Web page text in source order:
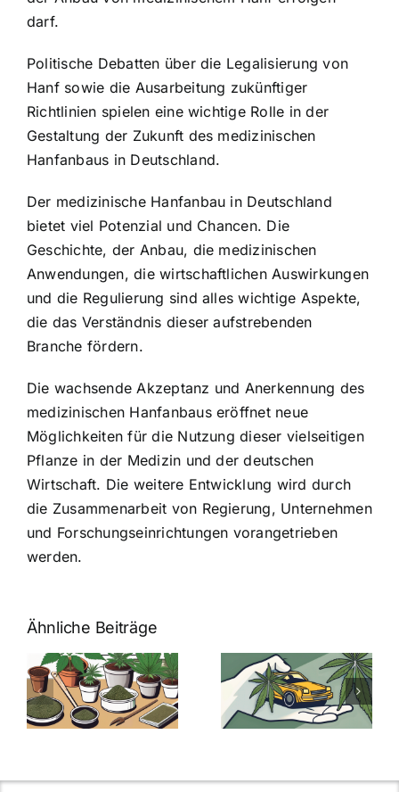
darf.
Politische Debatten über die Legalisierung von
Hanf sowie die Ausarbeitung zukünftiger
Richtlinien spielen eine wichtige Rolle in der
Gestaltung der Zukunft des medizinischen
Hanfanbaus in Deutschland.
Der medizinische Hanfanbau in Deutschland
bietet viel Potenzial und Chancen. Die
Geschichte, der Anbau, die medizinischen
Anwendungen, die wirtschaftlichen Auswirkungen
und die Regulierung sind alles wichtige Aspekte,
die das Verständnis dieser aufstrebenden
Branche fördern.
Die wachsende Akzeptanz und Anerkennung des
medizinischen Hanfanbaus eröffnet neue
Möglichkeiten für die Nutzung dieser vielseitigen
Pflanze in der Medizin und der deutschen
Wirtschaft. Die weitere Entwicklung wird durch
die Zusammenarbeit von Regierung, Unternehmen
und Forschungseinrichtungen vorangetrieben
werden.
Ähnliche Beiträge
Neue THC-
Grenzwert-
Regelung:
Was Sie über
Cannabis und
müssen
Cannabis
Samen
kaufen: Alles
was Sie